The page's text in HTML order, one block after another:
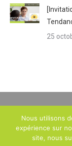
25
2, avenue des
Politique de
Nous utilisons
expérience sur
site, nous